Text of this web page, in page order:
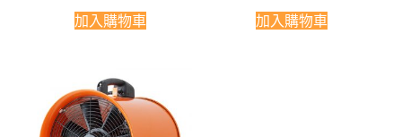
加入購物車 加入購物車